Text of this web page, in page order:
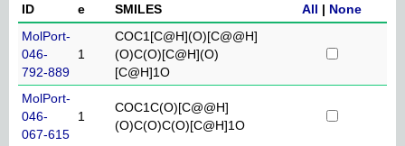
ID
e
SMILES
All | None
MolPort-
046-
792-889
1
COC1[C@H](O)[C@@H]
(O)C(O)[C@H](O)
[C@H]1O
MolPort-
046-
067-615
1
COC1C(O)[C@@H]
(O)C(O)C(O)[C@H]1O